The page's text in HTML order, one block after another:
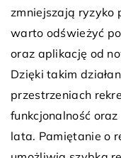
zmniejszają ryzyko
warto odświeżyć
oraz aplikację od
Dzięki takim
przestrzeniach
funkcjonalność
lata. Pamiętanie o